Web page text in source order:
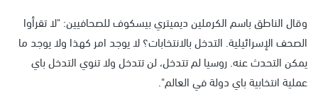
وقال الناطق باسم الكرملين ديميتري بيسكوف للصحافيين: "لا تقرأوا
الصحف الإسرائيلية. التدخل بالانتخابات؟ لا يوجد امر كهذا ولا يوجد ما
يمكن التحدث عنه. روسيا لم تتدخل، لن تتدخل ولا تنوي التدخل باي
عملية انتخابية باي دولة في العالم".